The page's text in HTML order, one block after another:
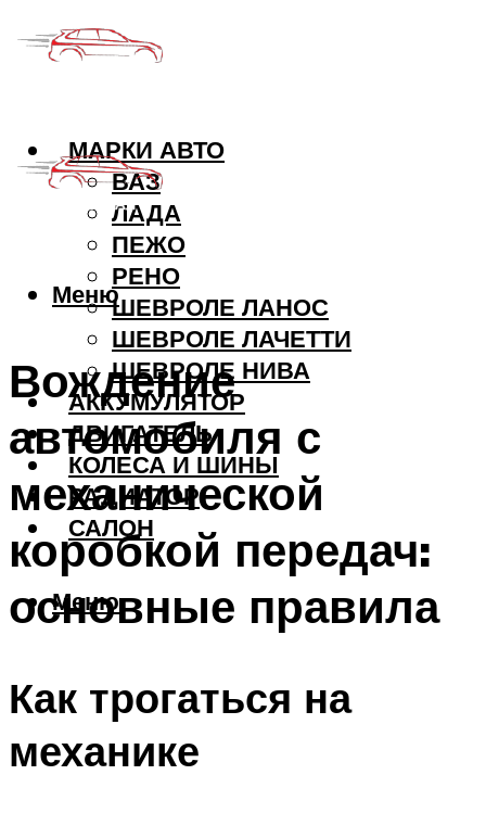
МАРКИ АВТО
ВАЗ
ЛАДА
ПЕЖО
РЕНО
ШЕВРОЛЕ ЛАНОС
ШЕВРОЛЕ ЛАЧЕТТИ
ШЕВРОЛЕ НИВА
АККУМУЛЯТОР
ДВИГАТЕЛЬ
КОЛЕСА И ШИНЫ
РАДИАТОР
САЛОН
Меню
Меню
Вождение
автомобиля с
механической
коробкой передач:
основные правила
Как трогаться на
механике